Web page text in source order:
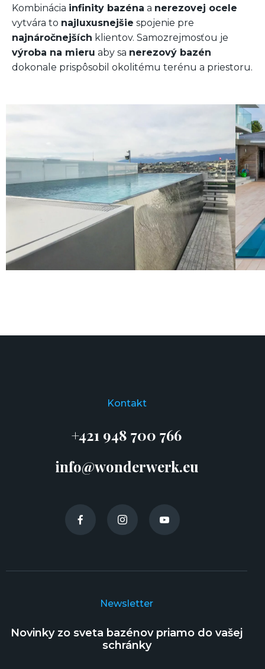
Kombinácia infinity bazéna a nerezovej ocele
vytvára to najluxusnejšie spojenie pre
najnáročnejších klientov. Samozrejmosťou je
výroba na mieru aby sa nerezový bazén
dokonale prispôsobil okolitému terénu a priestoru.
Kontakt
+421 948 700 766
info@wonderwerk.eu
Newsletter
Novinky zo sveta bazénov priamo do vašej
schránky